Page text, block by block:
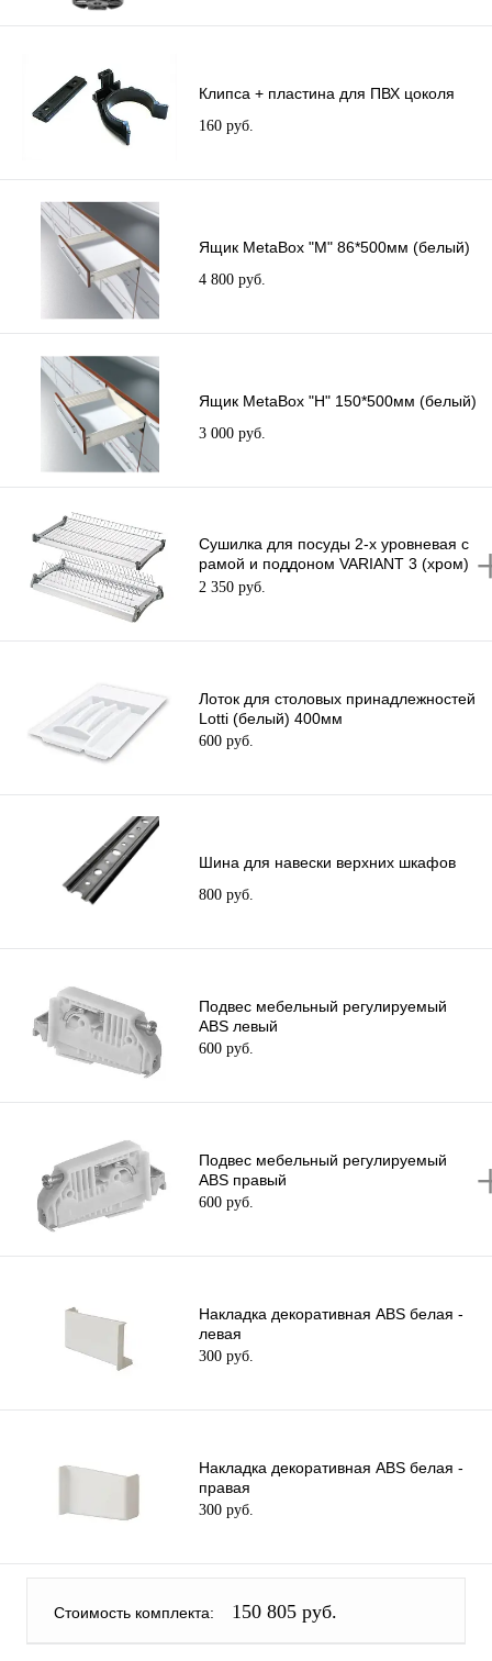
Клипса + пластина для ПВХ цоколя
160 руб.
Ящик MetaBox "M" 86*500мм (белый)
4 800 руб.
Ящик MetaBox "H" 150*500мм (белый)
3 000 руб.
Сушилка для посуды 2-х уровневая с
рамой и поддоном VARIANT 3 (хром)
800мм
2 350 руб.
Лоток для столовых принадлежностей
Lotti (белый) 400мм
600 руб.
Шина для навески верхних шкафов
800 руб.
Подвес мебельный регулируемый
ABS левый
600 руб.
Подвес мебельный регулируемый
ABS правый
600 руб.
Накладка декоративная ABS белая -
левая
300 руб.
Накладка декоративная ABS белая -
правая
300 руб.
Стоимость комплекта: 150 805 руб.